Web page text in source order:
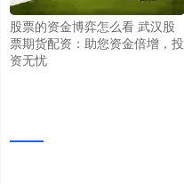
股票的资金博弈怎么看 武汉股
票期货配资：助您资金倍增，投
资无忧